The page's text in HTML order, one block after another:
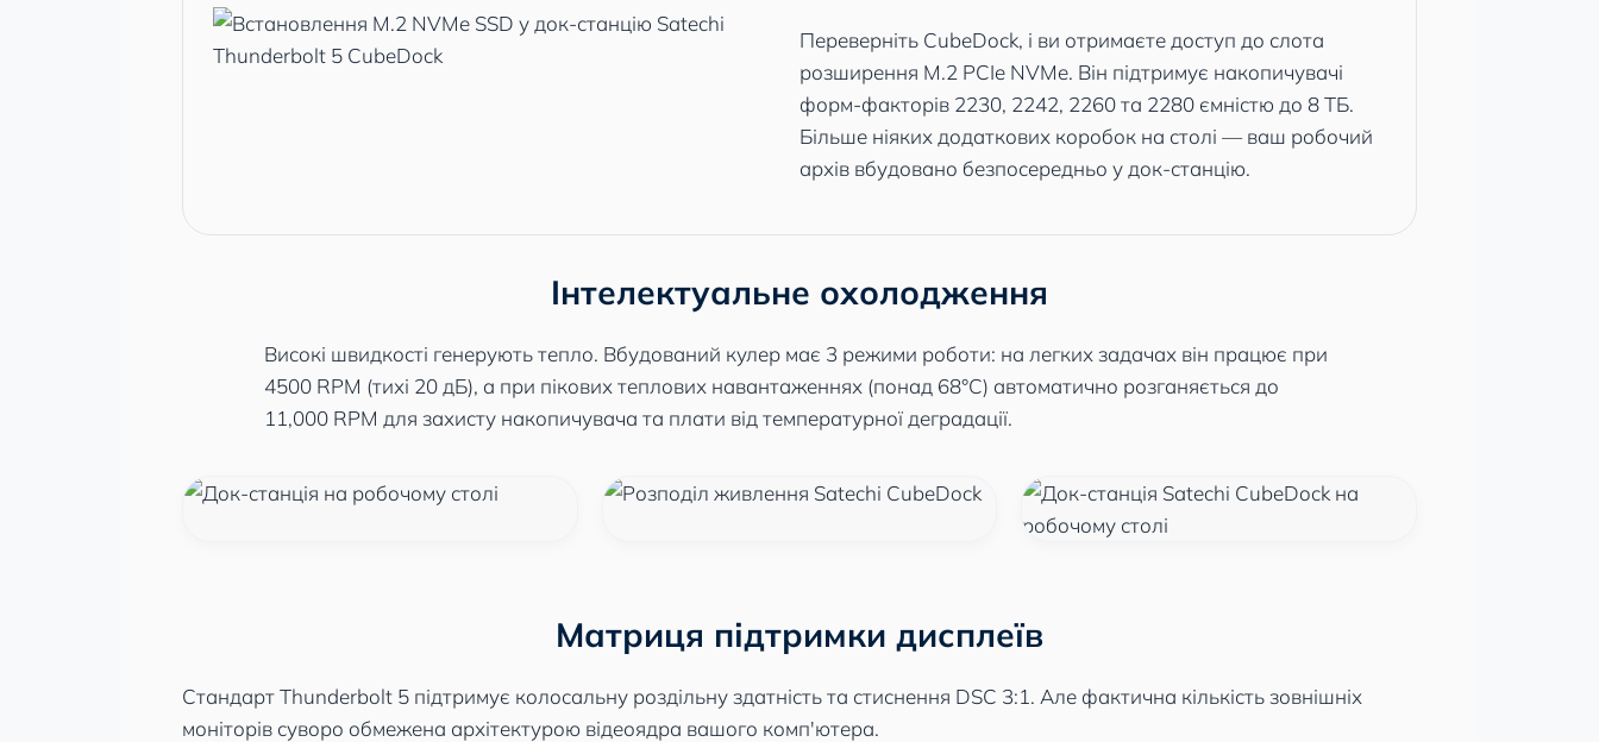
Переверніть CubeDock, і ви отримаєте доступ до слота
розширення M.2 PCIe NVMe. Він підтримує накопичувачі
форм-факторів 2230, 2242, 2260 та 2280 ємністю до 8 ТБ.
Більше ніяких додаткових коробок на столі — ваш робочий
архів вбудовано безпосередньо у док-станцію.
Інтелектуальне охолодження
Високі швидкості генерують тепло. Вбудований кулер має 3 режими роботи: на легких задачах він працює при
4500 RPM (тихі 20 дБ), а при пікових теплових навантаженнях (понад 68°C) автоматично розганяється до
11,000 RPM для захисту накопичувача та плати від температурної деградації.
Матриця підтримки дисплеїв
Стандарт Thunderbolt 5 підтримує колосальну роздільну здатність та стиснення DSC 3:1. Але фактична кількість зовнішніх
моніторів суворо обмежена архітектурою відеоядра вашого комп'ютера.